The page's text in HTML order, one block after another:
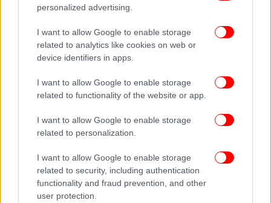
personalized advertising.
I want to allow Google to enable storage
related to analytics like cookies on web or
device identifiers in apps.
I want to allow Google to enable storage
related to functionality of the website or app.
I want to allow Google to enable storage
related to personalization.
I want to allow Google to enable storage
related to security, including authentication
functionality and fraud prevention, and other
user protection.
Είναι το 31ο μετάλλιο που παίρνει ο ελληνικός
στίβος στην Ιστορία των Ολυμπιακών Αγώνων και
128ο συνολικά.
άρχισε ο Κάμερον Αλέξανδρος Μαραμενίδης τις
σημερινές προσπάθειές του στο kite ανδρών της
ιστιοπλοΐας. Μετά το αποτέλεσμα αυτό, ο 22χρονος
σέρφερ ανέβηκε στην 11η θέση της γενικής
κατάταξης με 33 βαθμούς ποινής, καθώς «πέταξε»
την τέταρτη κούρσα ως τη χειρότερή του.